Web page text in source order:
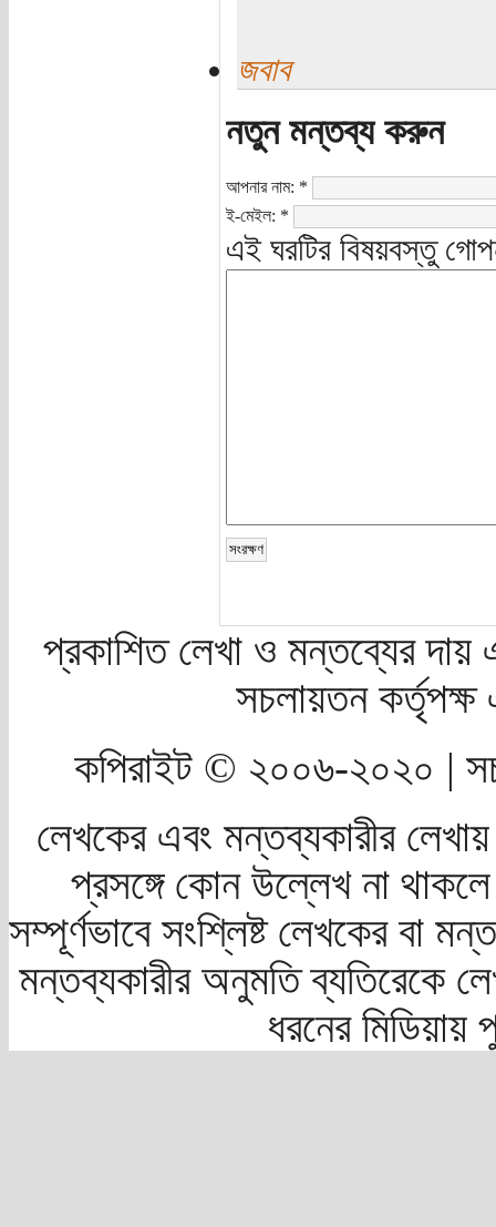
জবাব
নতুন মন্তব্য করুন
আপনার নাম: *
ই-মেইল: *
এই ঘরটির বিষয়বস্তু
প্রকাশিত লেখা ও মন্তব্যের দায়
সচলায়তন
কপিরাইট © ২০০৬-২০২০ |
লেখকের এবং মন্তব্যকারীর
প্রসঙ্গে কোন উল্লেখ না
সম্পূর্ণভাবে সংশ্লিষ্ট লেখকের বা
মন্তব্যকারীর অনুমতি ব্যতিরেকে
ধরনের মিডিয়ায়